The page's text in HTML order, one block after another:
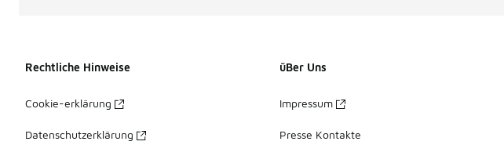
Rechtliche Hinweise
Cookie-erklärung
Datenschutzerklärung
üBer Uns
Impressum
Presse Kontakte